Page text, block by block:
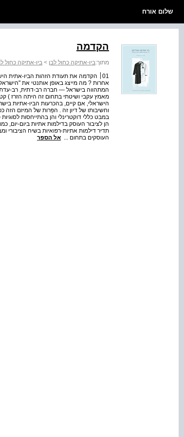
שלום אורח
הקדמה
מתוך:ביו-אתיקה כחול לבן > ביו-אתיקה כחול
01׀ הקדמה את תעודת הזהות הביו-אתית
אחרות ? מה מייצג באופן אותנטי את
המתהווה בישראל — חברה רב-דתית, רב-עדתית,
מאמץ עקבי ושיטתי בתחום זה היתה הזרז )
הישראלי, אם קיים, בהכרעות הביו-אתיות
וחשיבותו של דיון זה . הפֵּרות של המיזם
במבט כללי דוקטרינלי והן בהתייחסות
הן לציבור העוסק בדילמות אתיות ביום-יום,
תדיר דילמות אתיות-רפואיות בשיח הציבורי
העוסקים בתחום ... אל הספר